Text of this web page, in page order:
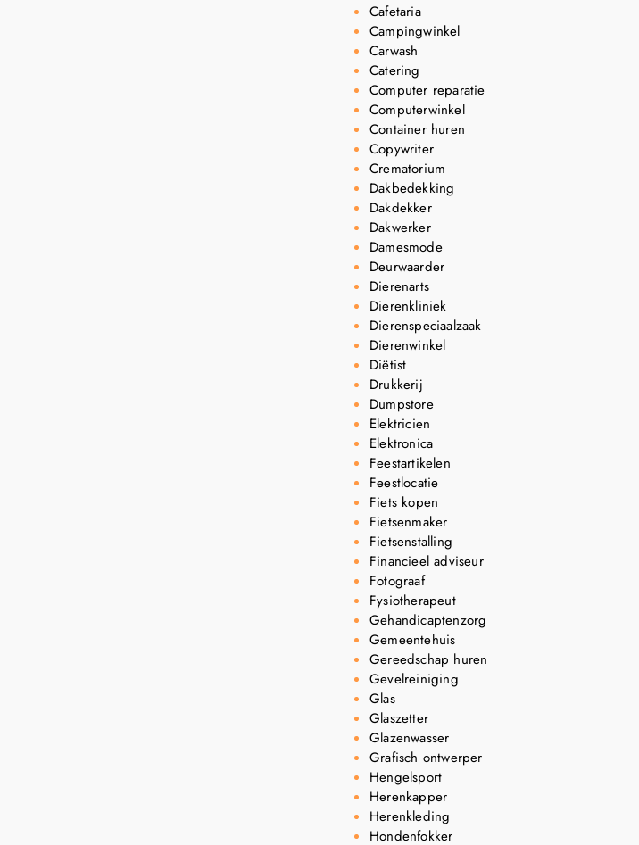
Cafetaria
Campingwinkel
Carwash
Catering
Computer reparatie
Computerwinkel
Container huren
Copywriter
Crematorium
Dakbedekking
Dakdekker
Dakwerker
Damesmode
Deurwaarder
Dierenarts
Dierenkliniek
Dierenspeciaalzaak
Dierenwinkel
Diëtist
Drukkerij
Dumpstore
Elektricien
Elektronica
Feestartikelen
Feestlocatie
Fiets kopen
Fietsenmaker
Fietsenstalling
Financieel adviseur
Fotograaf
Fysiotherapeut
Gehandicaptenzorg
Gemeentehuis
Gereedschap huren
Gevelreiniging
Glas
Glaszetter
Glazenwasser
Grafisch ontwerper
Hengelsport
Herenkapper
Herenkleding
Hondenfokker